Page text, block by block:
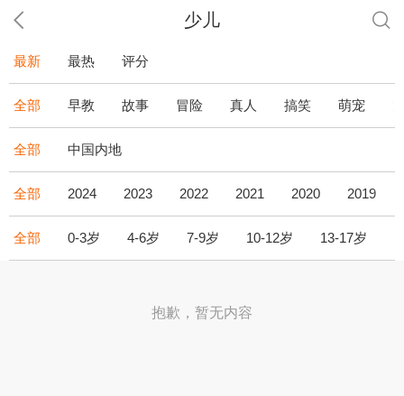
少儿
最新 最热 评分
全部 早教 故事 冒险 真人 搞笑 萌宠
全部 中国内地
全部 2024 2023 2022 2021 2020 2019
全部 0-3岁 4-6岁 7-9岁 10-12岁 13-17岁
抱歉，暂无内容